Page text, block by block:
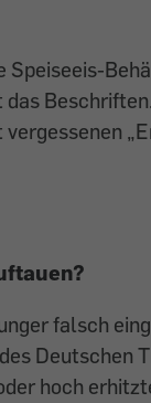
falsch
Deutschen
hoch